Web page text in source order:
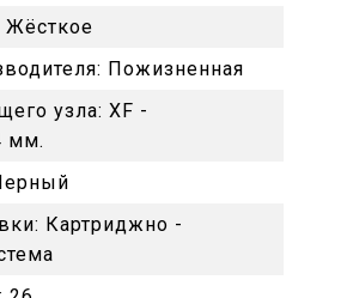
Жёсткое
Пожизненная
узла: XF -
мм.
Картриджно -